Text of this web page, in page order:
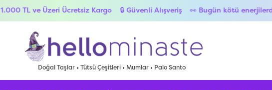
Ücretsiz Kargo 🔒 Güvenli Alışveriş 👀 Bugün kötü enerjilerden uzaklaş
Doğal Taşlar • Tütsü Çeşitleri • Mumlar • Palo Santo